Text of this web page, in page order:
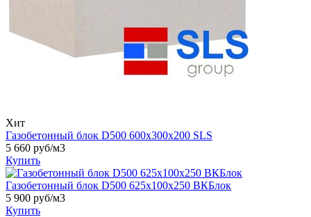
Хит
Газобетонный блок D500 600х300х200 SLS
5 660 руб/м3
Купить
Газобетонный блок D500 625x100x250 ВКБлок
5 900 руб/м3
Купить